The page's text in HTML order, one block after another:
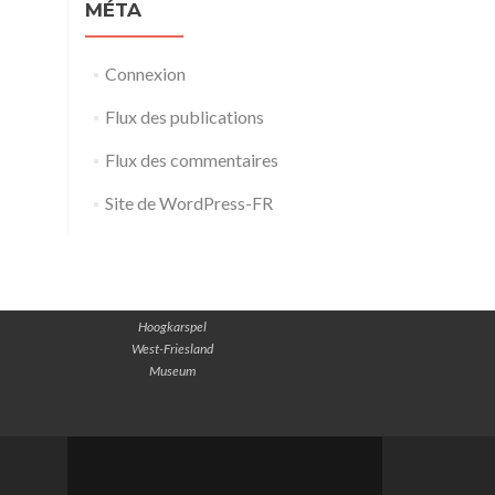
MÉTA
Connexion
Flux des publications
Flux des commentaires
Site de WordPress-FR
Hoogkarspel
West-Friesland
Museum